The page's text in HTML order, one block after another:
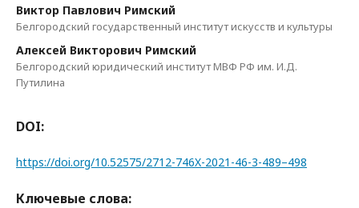
Виктор Павлович Римский
Белгородский государственный институт искусств и культуры
Алексей Викторович Римский
Белгородский юридический институт МВФ РФ им. И.Д.
Путилина
DOI:
https://doi.org/10.52575/2712-746X-2021-46-3-489–498
Ключевые слова: